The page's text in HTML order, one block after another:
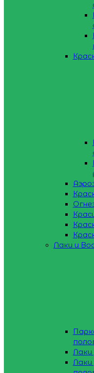
Лаки и
Лаки
Лаки